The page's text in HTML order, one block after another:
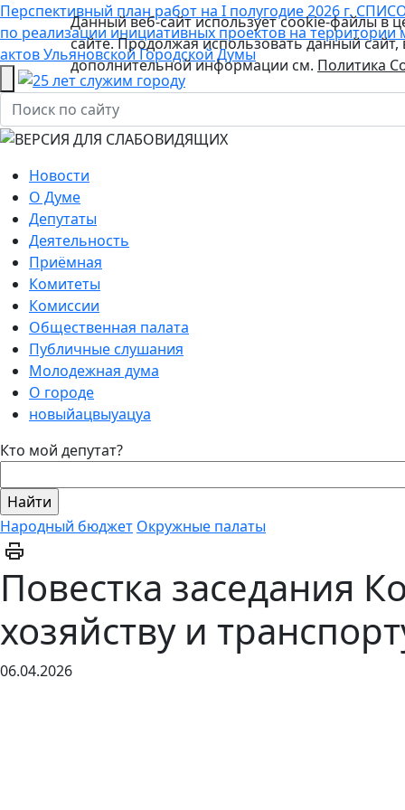
Перспективный план работ на I полугодие 2026 г.
по реализации инициативных проектов на
актов Ульяновской Городской Думы
Новости
О Думе
Депутаты
Деятельность
Приёмная
Комитеты
Комиссии
Общественная палата
Публичные слушания
Молодежная дума
О городе
новыйацвыуацуа
Кто мой депутат?
Народный бюджет Окружные палаты
Повестка заседания
хозяйству и
06.04.2026
Данный веб-сайт использует cookie-файлы в
сайте. Продолжая использовать данный
дополнительной информации см. Политика